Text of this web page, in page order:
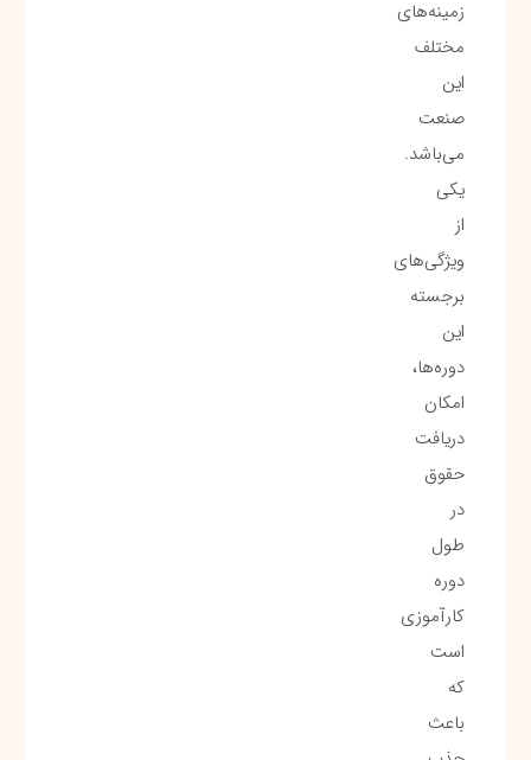
زمینه‌های
مختلف
این
صنعت
می‌باشد.
یکی
از
ویژگی‌های
برجسته
این
دوره‌ها،
امکان
دریافت
حقوق
در
طول
دوره
کارآموزی
است
که
باعث